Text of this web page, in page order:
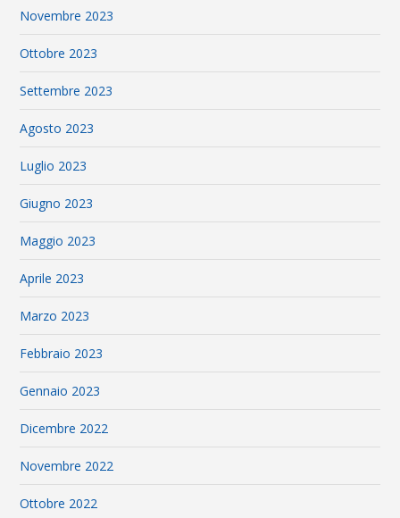
Novembre 2023
Ottobre 2023
Settembre 2023
Agosto 2023
Luglio 2023
Giugno 2023
Maggio 2023
Aprile 2023
Marzo 2023
Febbraio 2023
Gennaio 2023
Dicembre 2022
Novembre 2022
Ottobre 2022